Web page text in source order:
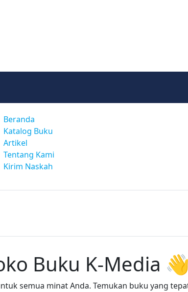
Beranda
Katalog Buku
Artikel
Tentang Kami
Kirim Naskah
Buku K-Media 👋
semua minat Anda. Temukan buku yang